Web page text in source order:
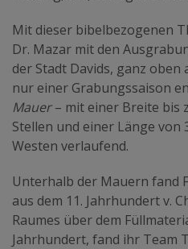
Mit dieser bibelbezogenen
Dr. Mazar mit den
der Stadt Davids, ganz oben
nur einer Grabungssaison
Mauer– mit einer Breite bis
Stellen und einer Länge von
Westen verlaufend.
Unterhalb der Mauern fand
aus dem 11. Jahrhundert v.
Raumes über dem
Jahrhundert, fand ihr Team